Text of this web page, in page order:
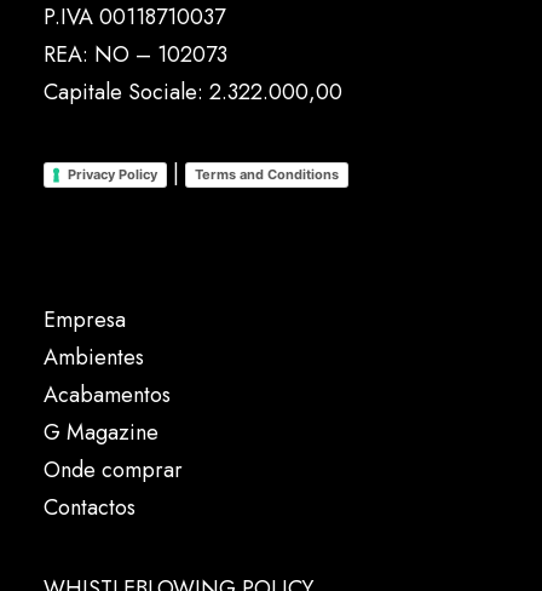
P.IVA 00118710037
REA: NO – 102073
Capitale Sociale: 2.322.000,00
Privacy Policy | Terms and Conditions
Empresa
Ambientes
Acabamentos
G Magazine
Onde comprar
Contactos